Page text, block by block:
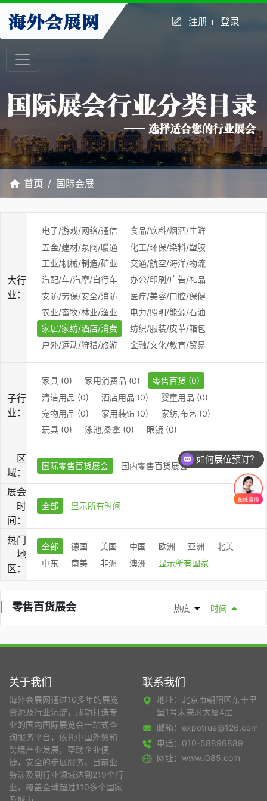
注册 登录
首页 国际会展
大行
业：
电子/游戏/网络/通信
食品/饮料/烟酒/生鲜
五金/建材/泵阀/暖通
化工/环保/染料/塑胶
工业/机械/制造/矿业
交通/航空/海洋/物流
汽配/车/汽摩/自行车
办公/印刷/广告/礼品
安防/劳保/安全/消防
医疗/美容/口腔/保健
农业/畜牧/林业/渔业
电力/照明/能源/石油
家居/家纺/酒店/消费
纺织/服装/皮革/箱包
户外/运动/狩猎/旅游
金融/文化/教育/贸易
子行
业：
家具 (0) 家用消费品 (0)
零售百货 (0)
清洁用品 (0)
酒店用品 (0)
婴童用品 (0)
宠物用品 (0)
家用装饰 (0)
家纺,布艺 (0)
玩具 (0)
泳池,桑拿 (0) 眼镜 (0)
区
域：
国际零售百货展会 国内零售百货展会
展会
时
间：
全部 显示所有时间
热门
地
区：
全部 德国 美国 中国 欧洲 亚洲
北美
中东
南美 非洲 澳洲 显示所有国家
零售百货展会 热度 时间
关于我们
海外会展网通过10多年的展览
资源及行业沉淀，成功打造专
业的国内国际展览会一站式查
询服务平台，依托中国外贸和
跨境产业发展，帮助企业便
捷，安全的参展服务。目前业
务涉及到行业领域达到219个行
业，覆盖全球超过110多个国家
联系我们
地址：北京市朝阳区东十里
堡1号未来时大厦4层
邮箱：expotrue@126.com
电话：010-58896889
网址：www.l085.com
如何展位预订？